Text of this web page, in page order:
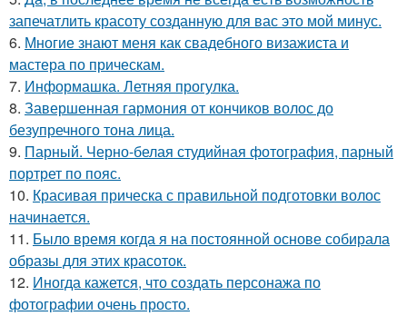
запечатлить красоту созданную для вас это мой минус.
6. Многие знают меня как свадебного визажиста и
мастера по прическам.
7. Информашка. Летняя прогулка.
8. Завершенная гармония от кончиков волос до
безупречного тона лица.
9. Парный. Черно-белая студийная фотография, парный
портрет по пояс.
10. Красивая прическа с правильной подготовки волос
начинается.
11. Было время когда я на постоянной основе собирала
образы для этих красоток.
12. Иногда кажется, что создать персонажа по
фотографии очень просто.